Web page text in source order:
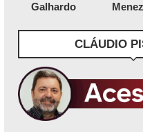
Galhardo
CLÁUDIO